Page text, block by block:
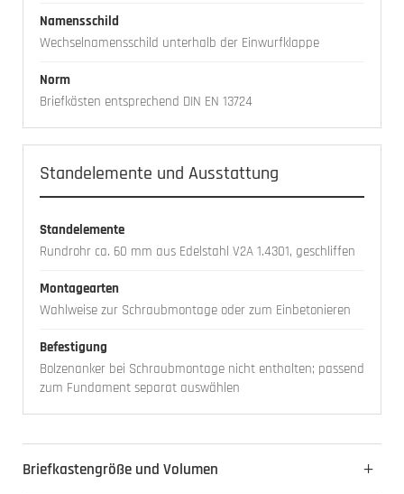
Namensschild
Wechselnamensschild unterhalb der Einwurfklappe
Norm
Briefkästen entsprechend DIN EN 13724
Standelemente und Ausstattung
Standelemente
Rundrohr ca. 60 mm aus Edelstahl V2A 1.4301, geschliffen
Montagearten
Wahlweise zur Schraubmontage oder zum Einbetonieren
Befestigung
Bolzenanker bei Schraubmontage nicht enthalten; passend
zum Fundament separat auswählen
Briefkastengröße und Volumen